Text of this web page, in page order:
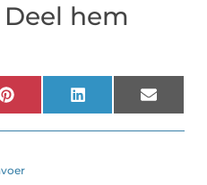
hem
Pinterest LinkedIn Email